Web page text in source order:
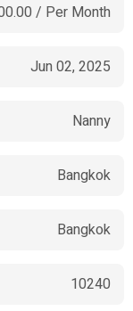
/ Per Month
Jun 02, 2025
Nanny
Bangkok
Bangkok
10240